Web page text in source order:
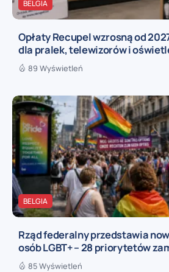
BELGIA
Opłaty Recupel wzrosną od
dla pralek, telewizorów i
89 Wyświetleń
BELGIA
Rząd federalny przedstawia
osób LGBT+ – 28 priorytetów
85 Wyświetleń